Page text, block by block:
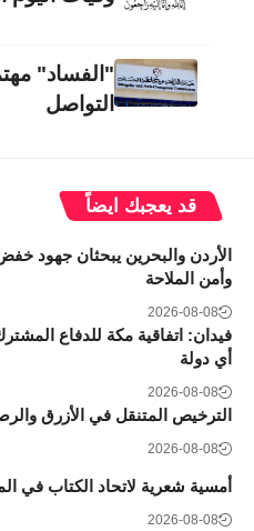
"الفساد"
التواصل
قد يعجبك ايضاً
الأردن والبحرين يبحثان جهود
وأمن الملاحة
2026-08-08
فيدان: اتفاقية مكة للدفاع
أي دولة
2026-08-08
الترخيص المتنقل في الأزرق
2026-08-08
أمسية شعرية لاتحاد الكتاب في
2026-08-08